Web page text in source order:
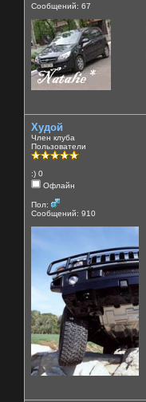
Сообщений: 67
Худой
Член клуба
Пользователи
:) 0
Офлайн
Пол:
Сообщений: 910